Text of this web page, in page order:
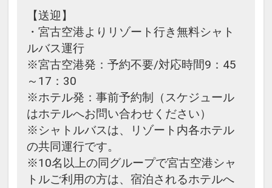
【送迎】
・宮古空港よりリゾート行き無料シャト
ルバス運行
※宮古空港発：予約不要/対応時間9：45
～17：30
※ホテル発：事前予約制（スケジュール
はホテルへお問い合わせください）
※シャトルバスは、リゾート内各ホテル
の共同運行です。
※10名以上の同グループで宮古空港シャ
トルご利用の方は、宿泊されるホテルへ